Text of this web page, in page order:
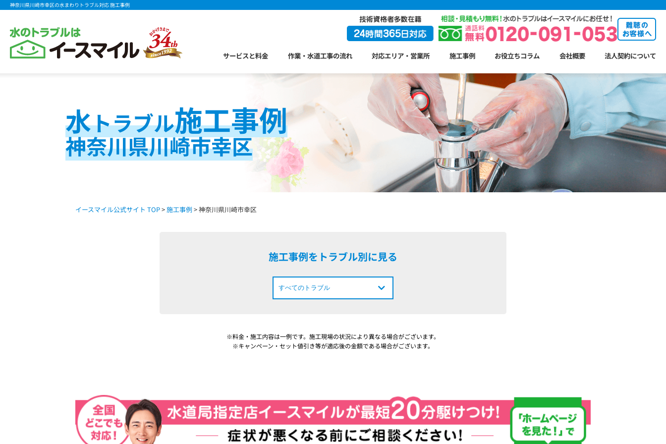
神奈川県川崎市幸区の水まわりトラブル対応 施工事例
サービスと料金 作業・水道工事の流れ 対応エリア・営業所 施工事例 お役立ちコラム 会社概要 法人契約について
水トラブル施工事例
神奈川県川崎市幸区
イースマイル公式サイト TOP>施工事例 > 神奈川県川崎市幸区
施工事例をトラブル別に見る
※料金・施工内容は一例です。施工現場の状況により異なる場合がございます。
※キャンペーン・セット値引き等が適応後の金額である場合がございます。